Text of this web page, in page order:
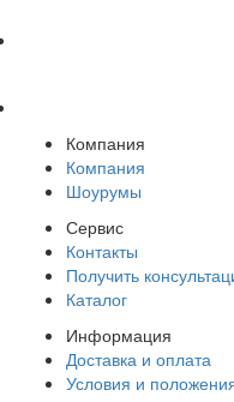
Компания
Компания
Шоурумы
Сервис
Контакты
Получить
Каталог
Информация
Доставка и оплата
Условия и